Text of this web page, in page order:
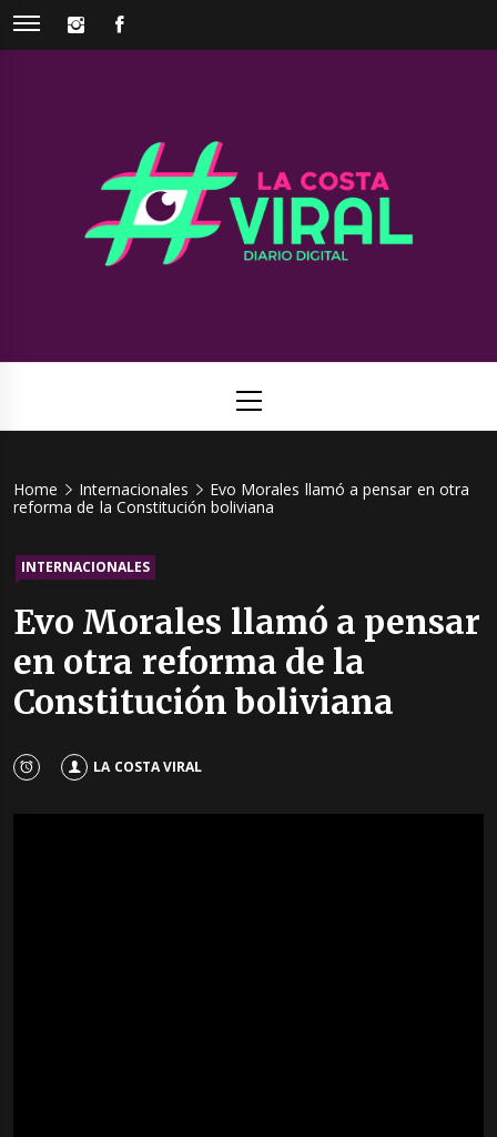
Skip
INSTAGRAM
Viral
Menu
Home Internacionales
Evo Morales llamó a pensar en otra
reforma de la Constitución boliviana
INTERNACIONALES
Evo Morales llamó a pensar
en otra reforma de la
Constitución boliviana
LA COSTA VIRAL